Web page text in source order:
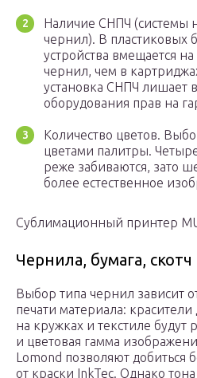
Наличие СНПЧ (системы
чернил). В пластиковых
устройства вмещается
чернил, чем в
установка СНПЧ лишает
оборудования прав на
Количество цветов.
цветами палитры.
реже забиваются, зато
более естественное
Сублимационный принтер
Чернила, бумага, скотч
Выбор типа чернил зависит
печати материала:
на кружках и текстиле будут
и цветовая гамма
Lomond позволяют добиться
от краски InkTec. Однако